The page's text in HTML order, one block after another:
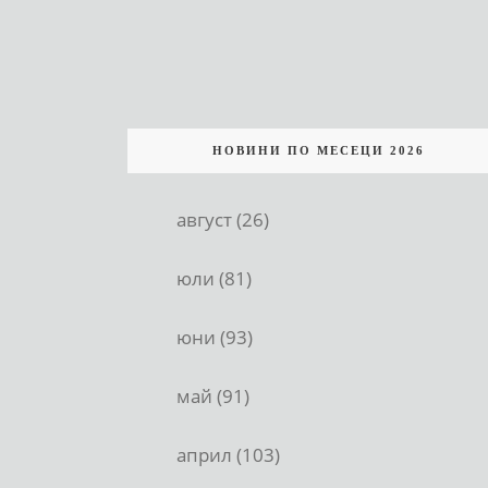
НОВИНИ ПО МЕСЕЦИ 2026
август (26)
юли (81)
юни (93)
май (91)
април (103)